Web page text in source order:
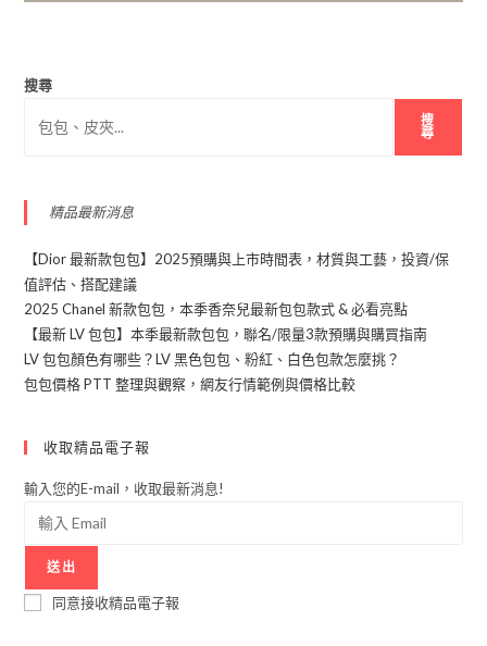
搜尋
搜
尋
精品最新消息
【Dior 最新款包包】2025預購與上市時間表，材質與工藝，投資/保
值評估、搭配建議
2025 Chanel 新款包包，本季香奈兒最新包包款式 & 必看亮點
【最新 LV 包包】本季最新款包包，聯名/限量3款預購與購買指南
LV 包包顏色有哪些？LV 黑色包包、粉紅、白色包款怎麼挑？
包包價格 PTT 整理與觀察，網友行情範例與價格比較
收取精品電子報
輸入您的E-mail，收取最新消息!
送出
同意接收精品電子報